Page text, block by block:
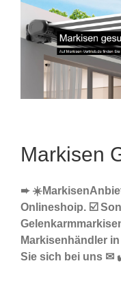
Markisen
➨
Onlineshoip. ☑️
Markisenhändler
Sie sich bei uns ✉